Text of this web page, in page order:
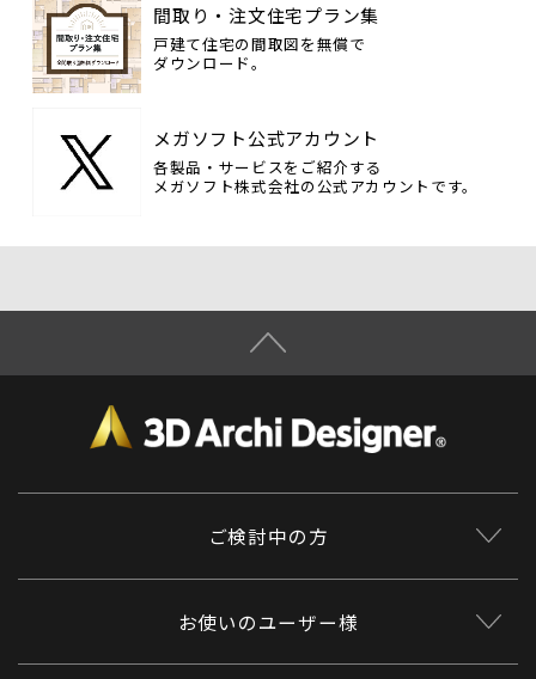
間取り・注文住宅プラン集
戸建て住宅の間取図を無償で
ダウンロード。
メガソフト公式アカウント
各製品・サービスをご紹介する
メガソフト株式会社の公式アカウントです。
ご検討中の方
お使いのユーザー様